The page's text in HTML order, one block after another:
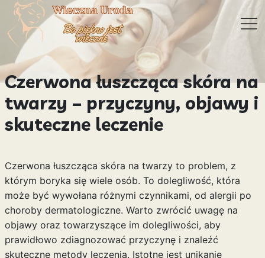
Czerwona łuszcząca skóra na
twarzy – przyczyny, objawy i
skuteczne leczenie
Czerwona łuszcząca skóra na twarzy to problem, z
którym boryka się wiele osób. To dolegliwość, która
może być wywołana różnymi czynnikami, od alergii po
choroby dermatologiczne. Warto zwrócić uwagę na
objawy oraz towarzyszące im dolegliwości, aby
prawidłowo zdiagnozować przyczynę i znaleźć
skuteczne metody leczenia. Istotne jest unikanie